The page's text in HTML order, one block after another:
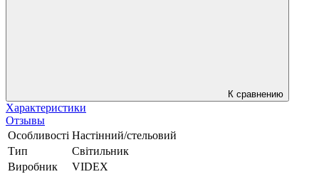
К сравнению
Характеристики
Отзывы
Особливості Настінний/стельовий
Тип
Світильник
Виробник
VIDEX